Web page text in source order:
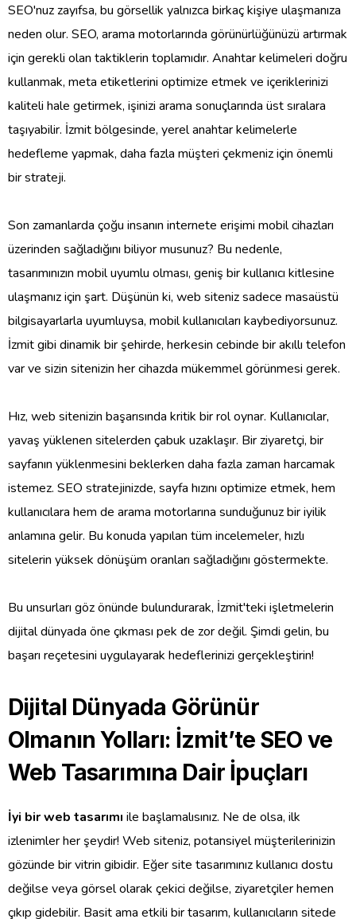
SEO'nuz zayıfsa, bu görsellik yalnızca birkaç kişiye ulaşmanıza
neden olur. SEO, arama motorlarında görünürlüğünüzü artırmak
için gerekli olan taktiklerin toplamıdır. Anahtar kelimeleri doğru
kullanmak, meta etiketlerini optimize etmek ve içeriklerinizi
kaliteli hale getirmek, işinizi arama sonuçlarında üst sıralara
taşıyabilir. İzmit bölgesinde, yerel anahtar kelimelerle
hedefleme yapmak, daha fazla müşteri çekmeniz için önemli
bir strateji.
Son zamanlarda çoğu insanın internete erişimi mobil cihazları
üzerinden sağladığını biliyor musunuz? Bu nedenle,
tasarımınızın mobil uyumlu olması, geniş bir kullanıcı kitlesine
ulaşmanız için şart. Düşünün ki, web siteniz sadece masaüstü
bilgisayarlarla uyumluysa, mobil kullanıcıları kaybediyorsunuz.
İzmit gibi dinamik bir şehirde, herkesin cebinde bir akıllı telefon
var ve sizin sitenizin her cihazda mükemmel görünmesi gerek.
Hız, web sitenizin başarısında kritik bir rol oynar. Kullanıcılar,
yavaş yüklenen sitelerden çabuk uzaklaşır. Bir ziyaretçi, bir
sayfanın yüklenmesini beklerken daha fazla zaman harcamak
istemez. SEO stratejinizde, sayfa hızını optimize etmek, hem
kullanıcılara hem de arama motorlarına sunduğunuz bir iyilik
anlamına gelir. Bu konuda yapılan tüm incelemeler, hızlı
sitelerin yüksek dönüşüm oranları sağladığını göstermekte.
Bu unsurları göz önünde bulundurarak, İzmit'teki işletmelerin
dijital dünyada öne çıkması pek de zor değil. Şimdi gelin, bu
başarı reçetesini uygulayarak hedeflerinizi gerçekleştirin!
Dijital Dünyada Görünür
Olmanın Yolları: İzmit’te SEO ve
Web Tasarımına Dair İpuçları
İyi bir web tasarımı ile başlamalısınız. Ne de olsa, ilk
izlenimler her şeydir! Web siteniz, potansiyel müşterilerinizin
gözünde bir vitrin gibidir. Eğer site tasarımınız kullanıcı dostu
değilse veya görsel olarak çekici değilse, ziyaretçiler hemen
çıkıp gidebilir. Basit ama etkili bir tasarım, kullanıcıların sitede